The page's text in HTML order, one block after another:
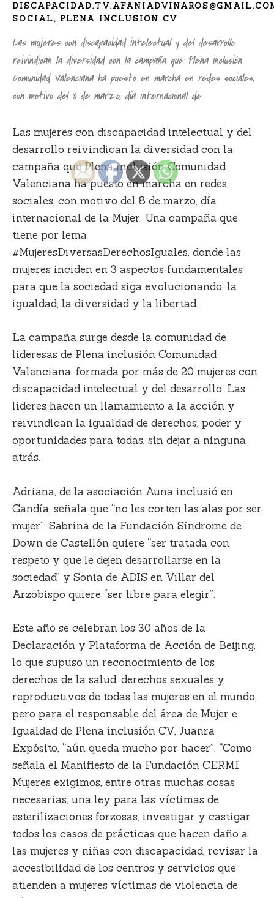
SOCIAL, PLENA INCLUSION CV
Las mujeres con discapacidad intelectual y del desarrollo
reivindican la diversidad con la campaña que Plena inclusión
Comunidad Valenciana ha puesto en marcha en redes sociales,
con motivo del 8 de marzo, día internacional de
Las mujeres con discapacidad intelectual y del
desarrollo reivindican la diversidad con la
campaña que Plena inclusión Comunidad
Valenciana ha puesto en marcha en redes
sociales, con motivo del 8 de marzo, día
internacional de la Mujer. Una campaña que
tiene por lema
#MujeresDiversasDerechosIguales, donde las
mujeres inciden en 3 aspectos fundamentales
para que la sociedad siga evolucionando; la
igualdad, la diversidad y la libertad.
La campaña surge desde la comunidad de
lideresas de Plena inclusión Comunidad
Valenciana, formada por más de 20 mujeres con
discapacidad intelectual y del desarrollo. Las
lideres hacen un llamamiento a la acción y
reivindican la igualdad de derechos, poder y
oportunidades para todas, sin dejar a ninguna
atrás.
Adriana, de la asociación Auna inclusió en
Gandía, señala que “no les corten las alas por ser
mujer”; Sabrina de la Fundación Síndrome de
Down de Castellón quiere “ser tratada con
respeto y que le dejen desarrollarse en la
sociedad” y Sonia de ADIS en Villar del
Arzobispo quiere “ser libre para elegir”.
Este año se celebran los 30 años de la
Declaración y Plataforma de Acción de Beijing,
lo que supuso un reconocimiento de los
derechos de la salud, derechos sexuales y
reproductivos de todas las mujeres en el mundo,
pero para el responsable del área de Mujer e
Igualdad de Plena inclusión CV, Juanra
Expósito, “aún queda mucho por hacer”. “Como
señala el Manifiesto de la Fundación CERMI
Mujeres exigimos, entre otras muchas cosas
necesarias, una ley para las víctimas de
esterilizaciones forzosas, investigar y castigar
todos los casos de prácticas que hacen daño a
las mujeres y niñas con discapacidad, revisar la
accesibilidad de los centros y servicios que
atienden a mujeres víctimas de violencia de